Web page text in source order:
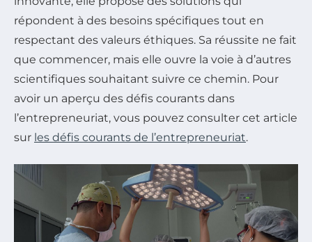
répondent à des besoins spécifiques tout en
respectant des valeurs éthiques. Sa réussite ne fait
que commencer, mais elle ouvre la voie à d’autres
scientifiques souhaitant suivre ce chemin. Pour
avoir un aperçu des défis courants dans
l’entrepreneuriat, vous pouvez consulter cet article
sur les défis courants de l’entrepreneuriat.